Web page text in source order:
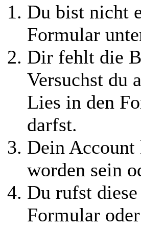
Du bist nicht
Formular
Dir fehlt die
Versuchst du
Lies in den
darfst.
Dein
worden sein
Du rufst
Formular